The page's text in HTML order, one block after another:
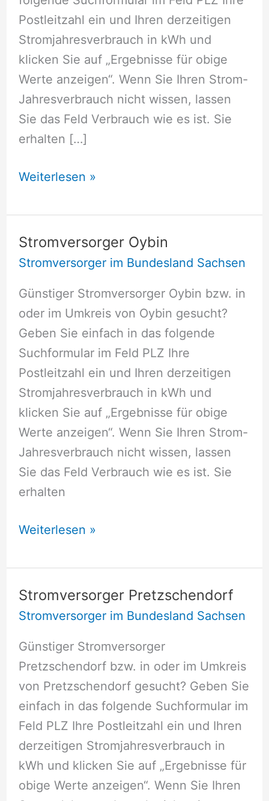
Postleitzahl ein und Ihren derzeitigen
Stromjahresverbrauch in kWh und
klicken Sie auf „Ergebnisse für obige
Werte anzeigen“. Wenn Sie Ihren Strom-
Jahresverbrauch nicht wissen, lassen
Sie das Feld Verbrauch wie es ist. Sie
erhalten […]
Stromversorger
Weiterlesen »
Stromversorger Oybin
Stromversorger im Bundesland Sachsen
Günstiger Stromversorger Oybin bzw. in
oder im Umkreis von Oybin gesucht?
Geben Sie einfach in das folgende
Suchformular im Feld PLZ Ihre
Postleitzahl ein und Ihren derzeitigen
Stromjahresverbrauch in kWh und
klicken Sie auf „Ergebnisse für obige
Werte anzeigen“. Wenn Sie Ihren Strom-
Jahresverbrauch nicht wissen, lassen
Sie das Feld Verbrauch wie es ist. Sie
erhalten
Stromversorger
Weiterlesen »
Stromversorger Pretzschendorf
Stromversorger im Bundesland Sachsen
Günstiger Stromversorger
Pretzschendorf bzw. in oder im Umkreis
von Pretzschendorf gesucht? Geben Sie
einfach in das folgende Suchformular im
Feld PLZ Ihre Postleitzahl ein und Ihren
derzeitigen Stromjahresverbrauch in
kWh und klicken Sie auf „Ergebnisse für
obige Werte anzeigen“. Wenn Sie Ihren